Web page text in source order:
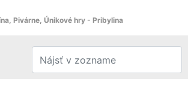
Pivárne, Únikové hry - Pribylina